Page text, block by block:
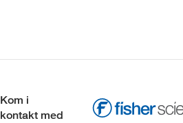
Kom i
kontakt med